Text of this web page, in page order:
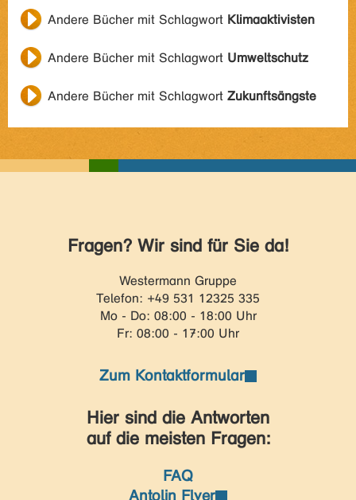
Andere Bücher mit Schlagwort Klimaaktivisten
Andere Bücher mit Schlagwort Umweltschutz
Andere Bücher mit Schlagwort Zukunftsängste